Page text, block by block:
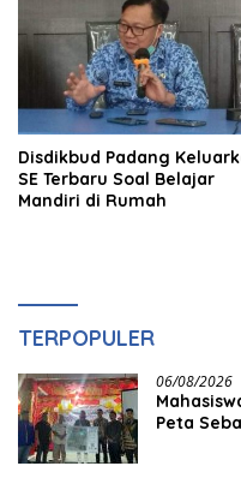
Disdikbud Padang
SE Terbaru Soal Belajar
Mandiri di Rumah
TERPOPULER
06/08/2026
Peta